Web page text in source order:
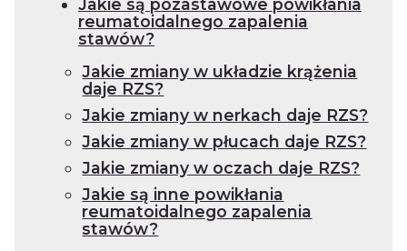
reumatoidalnego zapalenia
stawów?
Jakie zmiany w układzie krążenia
daje RZS?
Jakie zmiany w nerkach daje RZS?
Jakie zmiany w płucach daje RZS?
Jakie zmiany w oczach daje RZS?
Jakie są inne powikłania
reumatoidalnego zapalenia
stawów?